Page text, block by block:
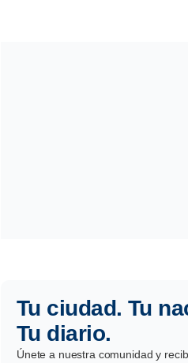
Tu ciudad. Tu
Tu diario.
Únete a nuestra comunidad y